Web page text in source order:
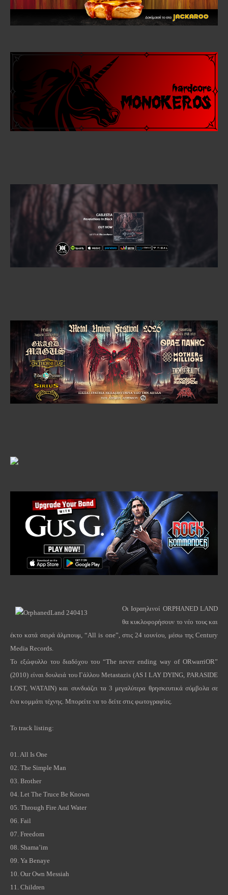
Οι Ισραηλινοί ORPHANED LAND
θα κυκλοφορήσουν το νέο τους και
έκτο κατά σειρά άλμπουμ, “All is one”, στις 24 ιουνίου, μέσω της Century
Media Records
Το εξώφυλλο του διαδόχου του “The never ending way of ORwarriOR”
(2010) είναι δουλειά του Γάλλου Metastazis (AS I LAY DYING ,PARASIDE
LOST,WATAIN) και συνδυάζει τα 3 μεγαλύτερα θρησκευτικά σύμβολα σε
ένα κομμάτι τέχνης. Μπορείτε να το δείτε στις φωτογραφίες.
To track listing:
01. All Is One
02. The Simple Man
03. Brother
04. Let The Truce Be Known
05. Through Fire And Water
06. Fail
07. Freedom
08. Shama’im
09. Ya Benaye
10. Our Own Messiah
11. Children